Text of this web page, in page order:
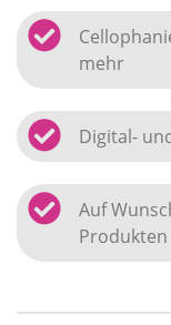
mehr
Digital-
Auf
Produkten